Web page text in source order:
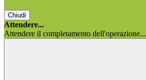
Chiudi
Attendere...
Attendere il completamento dell'operazione...